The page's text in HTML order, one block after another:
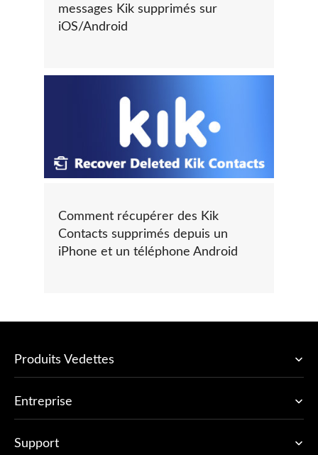
messages Kik supprimés sur
iOS/Android
Comment récupérer des Kik
Contacts supprimés depuis un
iPhone et un téléphone Android
Produits Vedettes
Entreprise
Support